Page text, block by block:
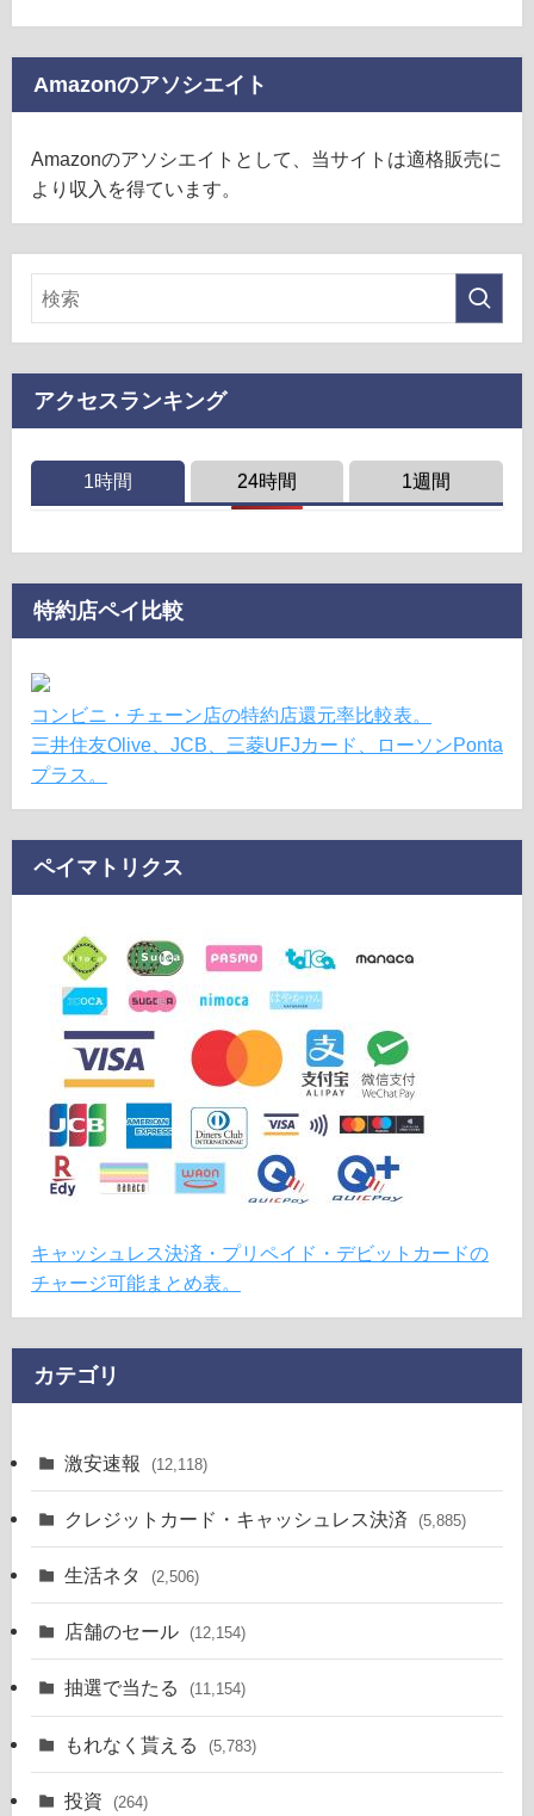
Amazonのアソシエイト
Amazonのアソシエイトとして、当サイトは適格販売に
より収入を得ています。
アクセスランキング
1時間 24時間 1週間
特約店ペイ比較
コンビニ・チェーン店の特約店還元率比較表。
三井住友Olive、JCB、三菱UFJカード、ローソンPonta
プラス。
ペイマトリクス
キャッシュレス決済・プリペイド・デビットカードの
チャージ可能まとめ表。
カテゴリ
激安速報 (12,118)
クレジットカード・キャッシュレス決済 (5,885)
生活ネタ (2,506)
店舗のセール (12,154)
抽選で当たる (11,154)
もれなく貰える (5,783)
投資 (264)